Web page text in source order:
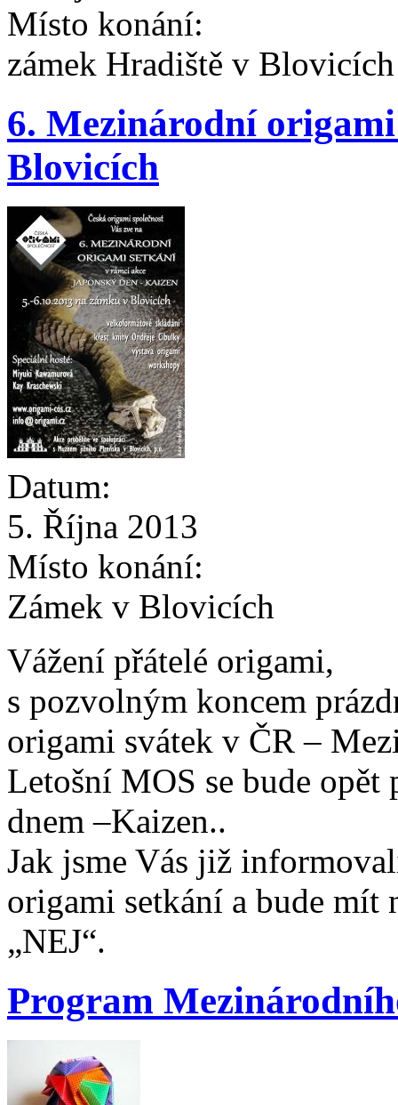
Místo konání:
zámek Hradiště v
6. Mezinárodní
Blovicích
Datum:
5. Října 2013
Místo konání:
Zámek v Blovicích
Vážení přátelé origami,
s pozvolným koncem
origami svátek v ČR –
Letošní MOS se bude opět
dnem –Kaizen..
Jak jsme Vás již
origami setkání a bude mít
„NEJ“.
Program